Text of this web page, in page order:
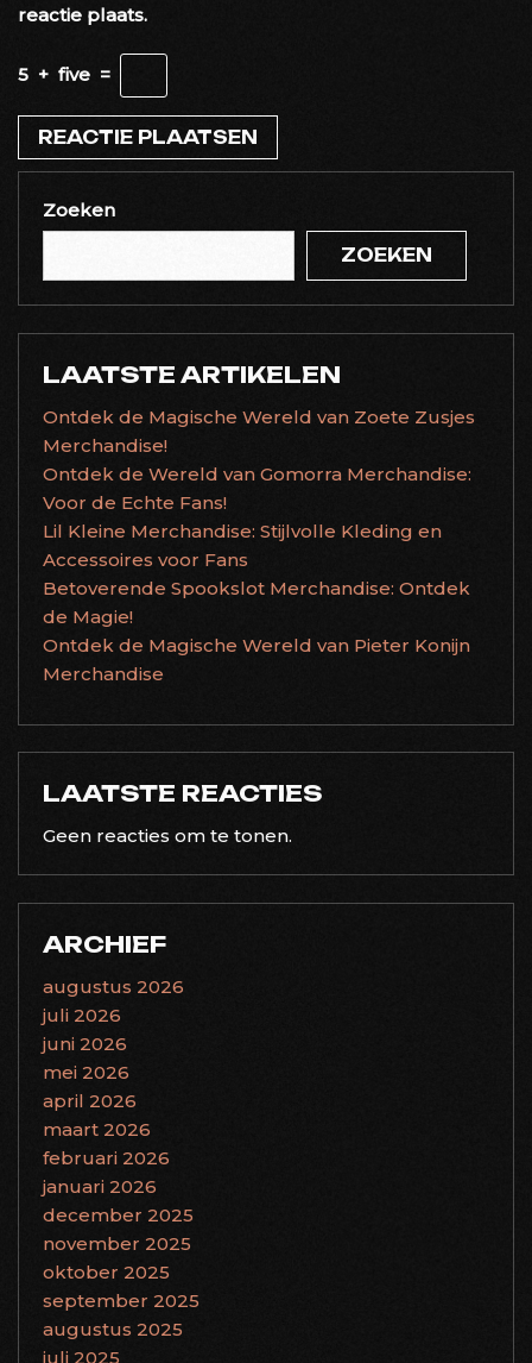
reactie plaats.
5 + five =
Zoeken
ZOEKEN
LAATSTE ARTIKELEN
Ontdek de Magische Wereld van Zoete Zusjes
Merchandise!
Ontdek de Wereld van Gomorra Merchandise:
Voor de Echte Fans!
Lil Kleine Merchandise: Stijlvolle Kleding en
Accessoires voor Fans
Betoverende Spookslot Merchandise: Ontdek
de Magie!
Ontdek de Magische Wereld van Pieter Konijn
Merchandise
LAATSTE REACTIES
Geen reacties om te tonen.
ARCHIEF
augustus 2026
juli 2026
juni 2026
mei 2026
april 2026
maart 2026
februari 2026
januari 2026
december 2025
november 2025
oktober 2025
september 2025
augustus 2025
juli 2025